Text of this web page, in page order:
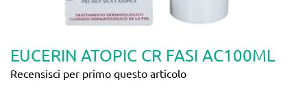
EUCERIN ATOPIC CR FASI AC100ML
Recensisci per primo questo articolo